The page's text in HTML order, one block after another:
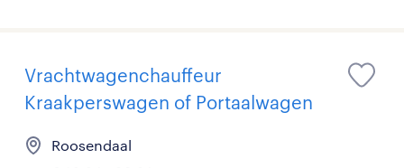
Vrachtwagenchauffeur
Kraakperswagen of Portaalwagen
Roosendaal